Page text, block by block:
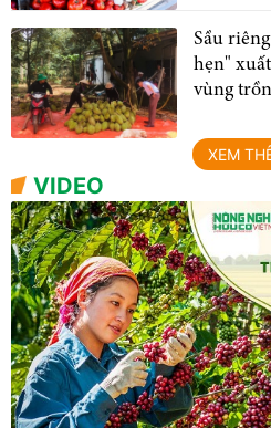
Sầu
hẹn"
vùng
XEM
VIDEO